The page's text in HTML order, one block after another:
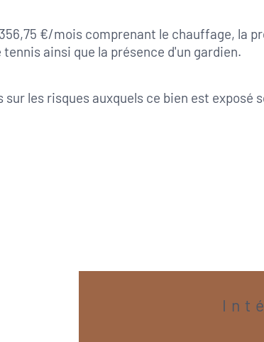
€/mois comprenant le chauffage, la
ainsi que la présence d'un gardien.
les risques auxquels ce bien est exposé